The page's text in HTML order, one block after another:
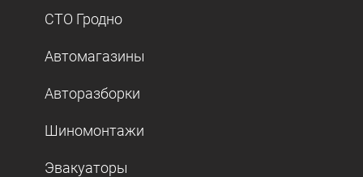
СТО Гродно
Автомагазины
Авторазборки
Шиномонтажи
Эвакуаторы